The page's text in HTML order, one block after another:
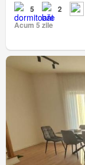
5 2
Acum 5 zile